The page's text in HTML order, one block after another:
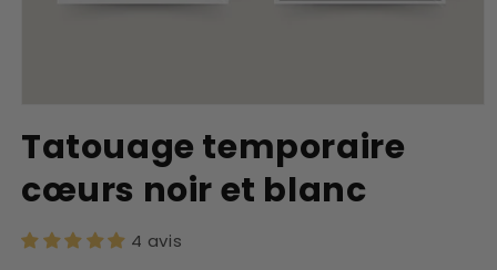
média
une
Tatouage temporaire
cœurs noir et blanc
4 avis